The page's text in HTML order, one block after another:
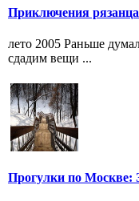
Приключения
лето 2005 Раньше
сдадим вещи ...
Прогулки по Москве: